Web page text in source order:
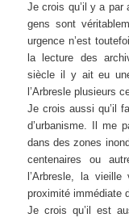
Je crois qu’il y a par
gens sont
urgence n’est
la lecture des
siècle il y ait eu
l’Arbresle plusieurs
Je crois aussi qu’il
d’urbanisme. Il me
dans des zones
centenaires ou
l’Arbresle, la
proximité immédiate
Je crois qu’il est